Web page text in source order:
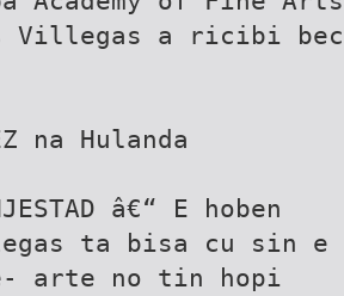
Villegas a ricibi
na Hulanda
â€“ E hoben
ta bisa cu sin e
arte no tin hopi